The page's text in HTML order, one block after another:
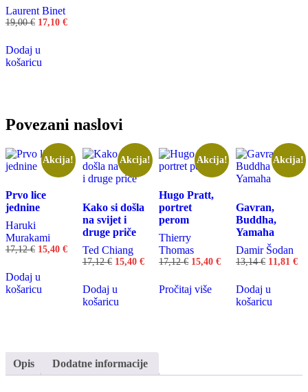
Laurent Binet
19,00€ Izvorna
je:
19,00 €.
17,10 €Trenutna
Dodaj u
košaricu
Povezani naslovi
Akcija!
Prvo lice
jednine
Haruki
Murakami
17,12€ Izvorna
je:
17,12 €.
15,40 €Trenutna
cijena
Dodaj u
košaricu
Akcija!
Kako si došla
na svijet i
druge priče
Ted Chiang
17,12€ Izvorna
je:
17,12 €.
15,40 €Trenutna
15,40 €.
Dodaj u
košaricu
Akcija!
Hugo Pratt,
portret
perom
Thierry
Thomas
17,12€ Izvorna
bila
je:
15,40€Trenutna
15,40 €.
Pročitaj više
Akcija!
Gavran,
Buddha,
Yamaha
Damir Šodan
13,14€ Izvorna
je:
13,14 €.
11,81 €
Dodaj u
košaricu
Opis Dodatne informacije